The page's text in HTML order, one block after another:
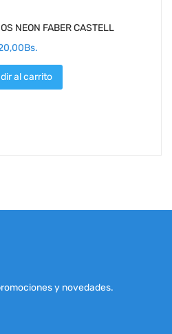
NEON FABER CASTELL
Bs.
al carrito
y novedades.